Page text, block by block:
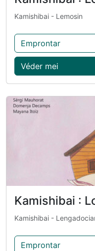
Kamishibai - Lemosin
Emprontar
Véder mei
Kamishibai :
Kamishibai -
Emprontar